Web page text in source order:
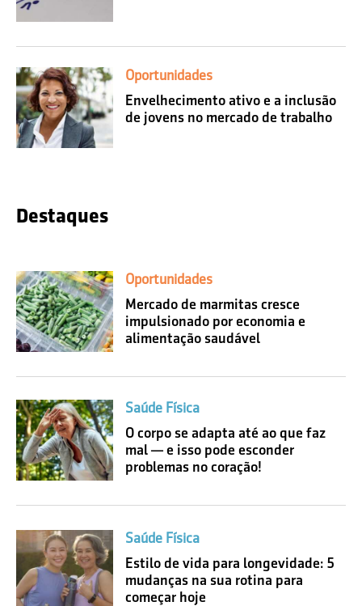
Oportunidades
Envelhecimento ativo e a inclusão
de jovens no mercado de trabalho
Destaques
Oportunidades
Mercado de marmitas cresce
impulsionado por economia e
alimentação saudável
Saúde Física
O corpo se adapta até ao que faz
mal — e isso pode esconder
problemas no coração!
Saúde Física
Estilo de vida para longevidade: 5
mudanças na sua rotina para
começar hoje